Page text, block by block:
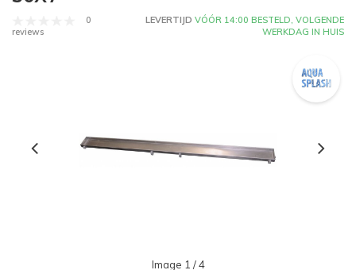
0
reviews
LEVERTIJD VÓÓR 14:00 BESTELD, VOLGENDE
WERKDAG IN HUIS
Image 1 / 4